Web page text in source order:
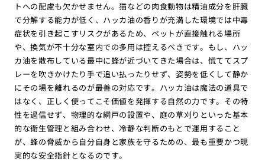
トへの配慮も欠かせません。猫などの肉食動物は精油成分を肝臓
で分解する能力が低く、ハッカ油の香りが充満した環境では中毒
症状を引き起こすリスクがあるため、ペットが直接触れる場所
や、換気が不十分な室内での多用は控えるべきです。もし、ハッ
カ油を散布している最中に蜂が近づいてきた場合は、慌ててスプ
レーを吹きかけたり手で追い払ったりせず、姿勢を低くして静か
にその場を離れるのが最善の対応です。ハッカ油は魔法の道具で
はなく、正しく使ってこそ価値を発揮する自然の力です。その特
性を過信せず、物理的な網戸の設置や、庭の草刈りといった基本
的な衛生管理と組み合わせ、冷静な判断のもとで運用すること
が、蜂の脅威から自分自身と家族を守るための、最も重要かつ現
実的な安全指針となるのです。